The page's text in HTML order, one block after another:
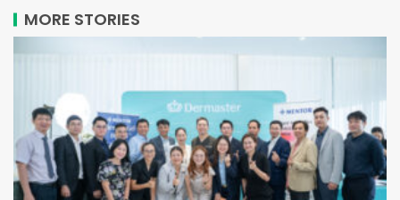
MORE STORIES